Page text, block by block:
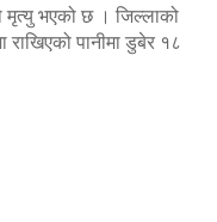
मृत्यु भएको छ । जिल्लाको
राखिएको पानीमा डुबेर १८